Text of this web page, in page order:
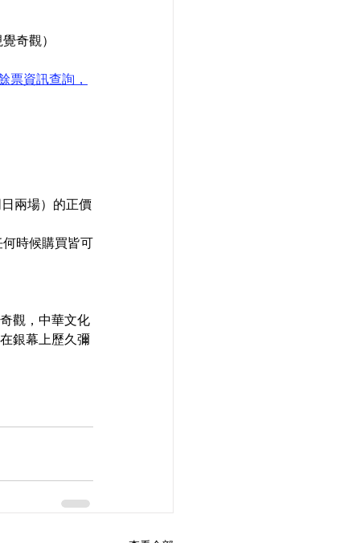
奇觀）
票資訊查詢，
日兩場）的正價
時候購買皆可
觀，中華文化
銀幕上歷久彌